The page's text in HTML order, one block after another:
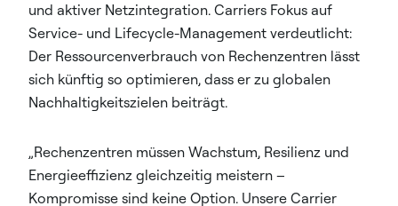
und aktiver Netzintegration. Carriers Fokus auf
Service- und Lifecycle-Management verdeutlicht:
Der Ressourcenverbrauch von Rechenzentren lässt
sich künftig so optimieren, dass er zu globalen
Nachhaltigkeitszielen beiträgt.
„Rechenzentren müssen Wachstum, Resilienz und
Energieeffizienz gleichzeitig meistern –
Kompromisse sind keine Option. Unsere Carrier